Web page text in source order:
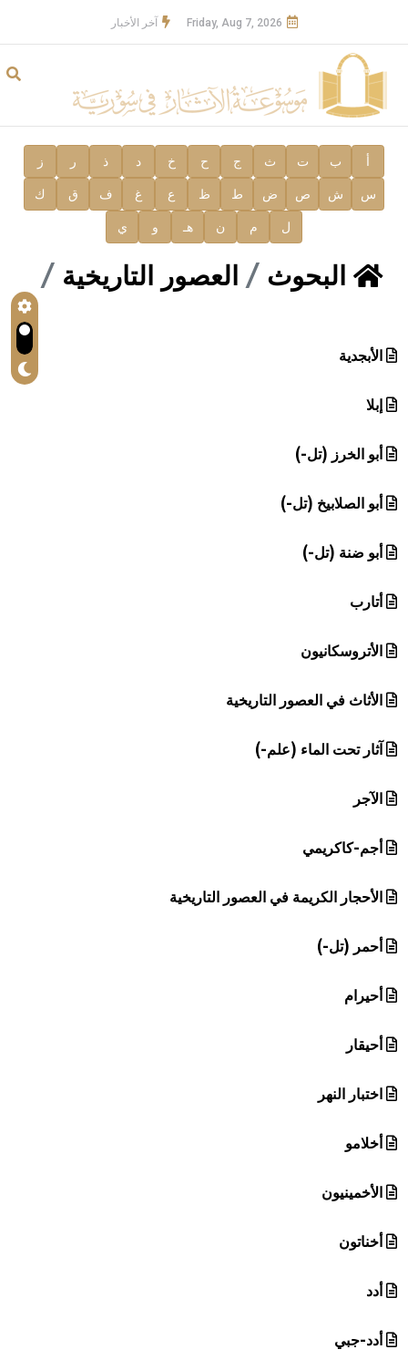
Friday, Aug 7, 2026 آخر الأخبار
أ ب ت ث ج ح خ د ذ ر ز
س ش ص ض ط ظ ع غ ف ق ك
ل م ن هـ و ي
البحوث العصور التاريخية
الأبجدية
إبلا
أبو الخرز (تل-)
أبو الصلابيخ (تل-)
أبو ضنة (تل-)
أتارب
الأتروسكانيون
الأثاث في العصور التاريخية
آثار تحت الماء (علم-)
الآجر
أجم-كاكريمي
الأحجار الكريمة في العصور التاريخية
أحمر (تل-)
أحيرام
أحيقار
اختبار النهر
أخلامو
الأخمينيون
أخناتون
أدد
أدد-جبي